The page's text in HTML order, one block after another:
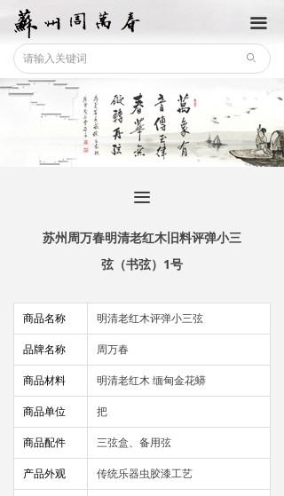
끀
ꄙ
苏州周万春明清老红木旧料评弹小三
弦（书弦）1号
商品名称 明清老红木评弹小三弦
品牌名称 周万春
商品材料 明清老红木 缅甸金花蟒
商品单位 把
商品配件 三弦盒、备用弦
产品外观 传统乐器虫胶漆工艺
끀